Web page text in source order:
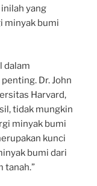
yang
minyak bumi
dalam
Dr. John
Harvard,
tidak mungkin
minyak bumi
kunci
bumi dari
tanah.”